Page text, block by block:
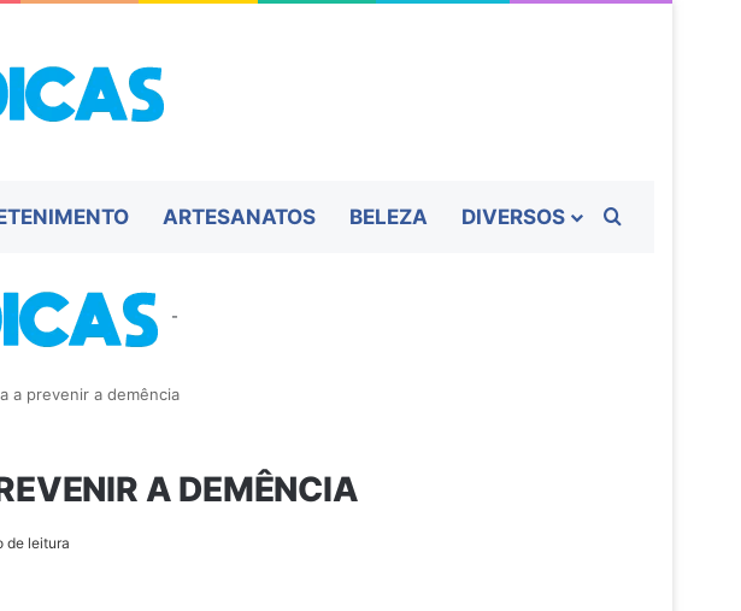
ARTESANATOS BELEZA DIVERSOS
-
a prevenir a demência
A DEMÊNCIA
de leitura